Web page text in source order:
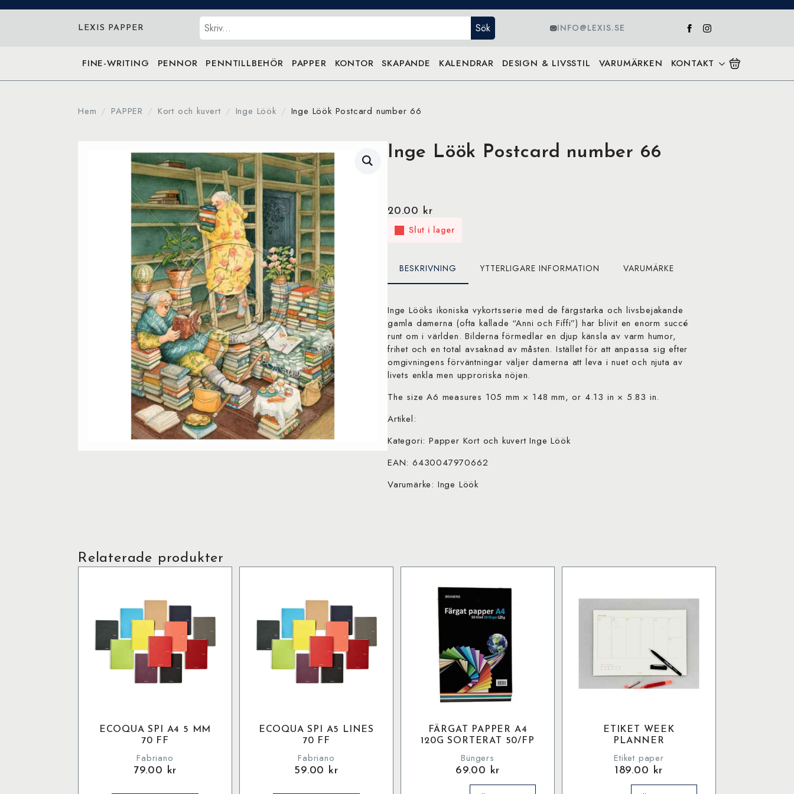
LEXIS PAPPER Sök Sök INFO@LEXIS.SE
FINE-WRITING PENNOR PENNTILLBEHÖR PAPPER KONTOR SKAPANDE KALENDRAR DESIGN & LIVSSTIL VARUMÄRKEN KONTAKT
Hem PAPPER Kort och kuvert Inge Löök Inge Löök Postcard number 66
Inge Löök Postcard number 66
20.00 kr
Slut i lager
BESKRIVNING YTTERLIGARE INFORMATION VARUMÄRKE
Inge Lööks ikoniska vykortsserie med de färgstarka och livsbejakande
gamla damerna (ofta kallade “Anni och Fiffi”) har blivit en enorm succé
runt om i världen. Bilderna förmedlar en djup känsla av varm humor,
frihet och en total avsaknad av måsten. Istället för att anpassa sig efter
omgivningens förväntningar väljer damerna att leva i nuet och njuta av
livets enkla men upproriska nöjen.
The size A6 measures 105 mm × 148 mm, or 4.13 in × 5.83 in.
Artikel:
Kategori: Papper Kort och kuvert Inge Löök
EAN: 6430047970662
Varumärke: Inge Löök
Relaterade produkter
ECOQUA SPI A4 5 MM
70 FF
Fabriano
79.00 kr
ECOQUA SPI A5 LINES
70 FF
Fabriano
59.00 kr
FÄRGAT PAPPER A4
120G SORTERAT 50/FP
Büngers
69.00 kr
ETIKET WEEK
PLANNER
Etiket paper
189.00 kr